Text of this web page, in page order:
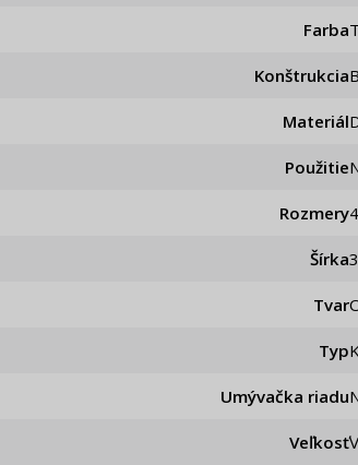
Farba
Konštrukcia
Materiál
Použitie
Rozmery
Šírka
Tvar
Typ
Umývačka riadu
Veľkosť